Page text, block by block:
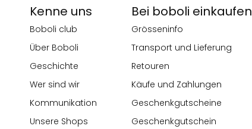
Kenne uns
Boboli club
Über Boboli
Geschichte
Wer sind wir
Kommunikation
Unsere Shops
Bei boboli einkaufen
Grösseninfo
Transport und Lieferung
Retouren
Käufe und Zahlungen
Geschenkgutscheine
Geschenkgutschein